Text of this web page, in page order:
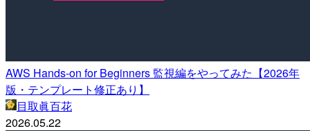
AWS Hands-on for Beginners 監視編をやってみた【2026年
版・テンプレート修正あり】
目取眞百花
2026.05.22